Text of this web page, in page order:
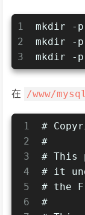
1
2
3
mkdir -p
mkdir -p
mkdir -p
在 /www/
1
2
3
4
5
6
#
#
# This
# it
# the
#